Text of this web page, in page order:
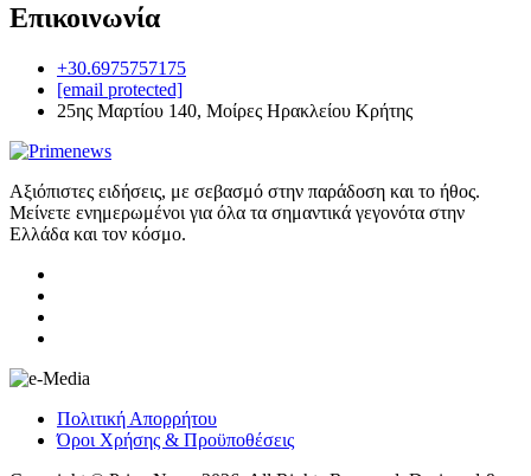
Επικοινωνία
+30.6975757175
[email protected]
25ης Μαρτίου 140, Μοίρες Ηρακλείου Κρήτης
Αξιόπιστες ειδήσεις, με σεβασμό στην παράδοση και το ήθος.
Μείνετε ενημερωμένοι για όλα τα σημαντικά γεγονότα στην
Ελλάδα και τον κόσμο.
Πολιτική Απορρήτου
Όροι Χρήσης & Προϋποθέσεις